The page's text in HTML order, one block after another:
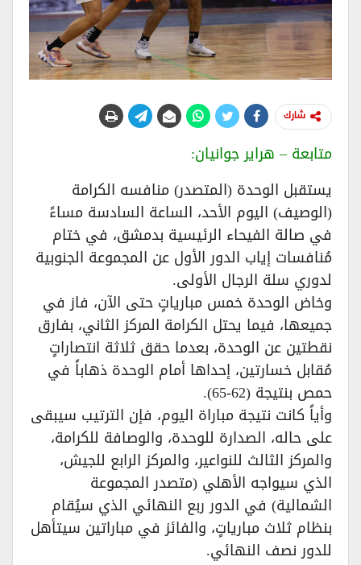
شارك
متابعة – هراير جوانيان:
يستقبل الوحدة (المتصدر) منافسه الكرامة
(الوصيف) اليوم الأحد، الساعة السادسة مساءً
في صالة الفيحاء الرئيسية بدمشق، في ختام
مُنافسات إياب الدور الأول عن المجموعة الجنوبية
لدوري سلة الرجال الأولى.
وخاض الوحدة خمس مبارياتٍ حتى الآن، فاز في
جميعها، فيما يحتل الكرامة المركز الثاني، بفارق
نقطتين عن الوحدة، بعدما حقق ثلاثة انتصاراتٍ
مُقابل خسارتين، إحداها أمام الوحدة ذهاباً في
حمص بنتيجة (62-65).
وأياً كانت نتيجة مباراة اليوم، فإن الترتيب سيبقى
على حاله، الصدارة للوحدة، والوصافة للكرامة،
والمركز الثالث للنواعير، والمركز الرابع للجيش،
الذي سيواجه الأهلي (متصدر المجموعة
الشمالية) في الدور ربع النهائي الذي سيُقام
بنظام ثلاث مبارياتٍ، والفائز في مباراتين سيتأهل
للدور نصف النهائي.